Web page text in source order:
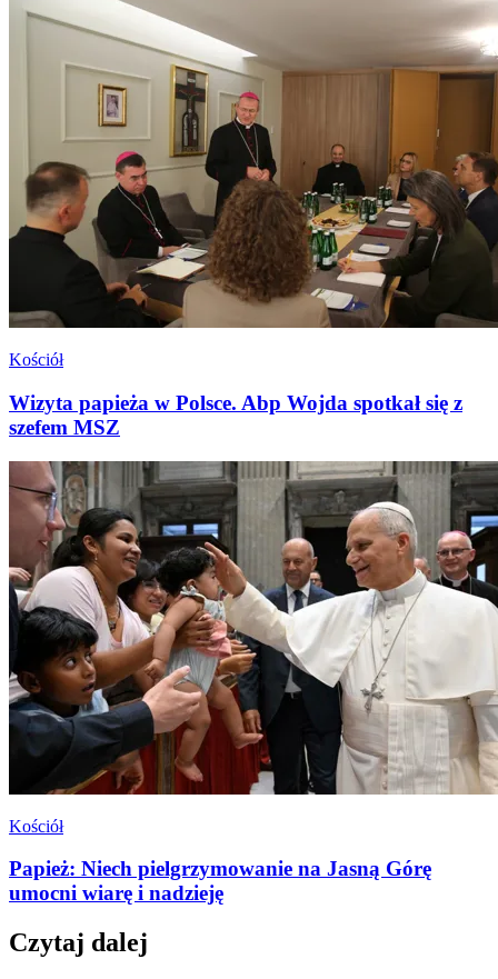
Kościół
Wizyta papieża w Polsce. Abp Wojda spotkał się z
szefem MSZ
Kościół
Papież: Niech pielgrzymowanie na Jasną Górę
umocni wiarę i nadzieję
Czytaj dalej